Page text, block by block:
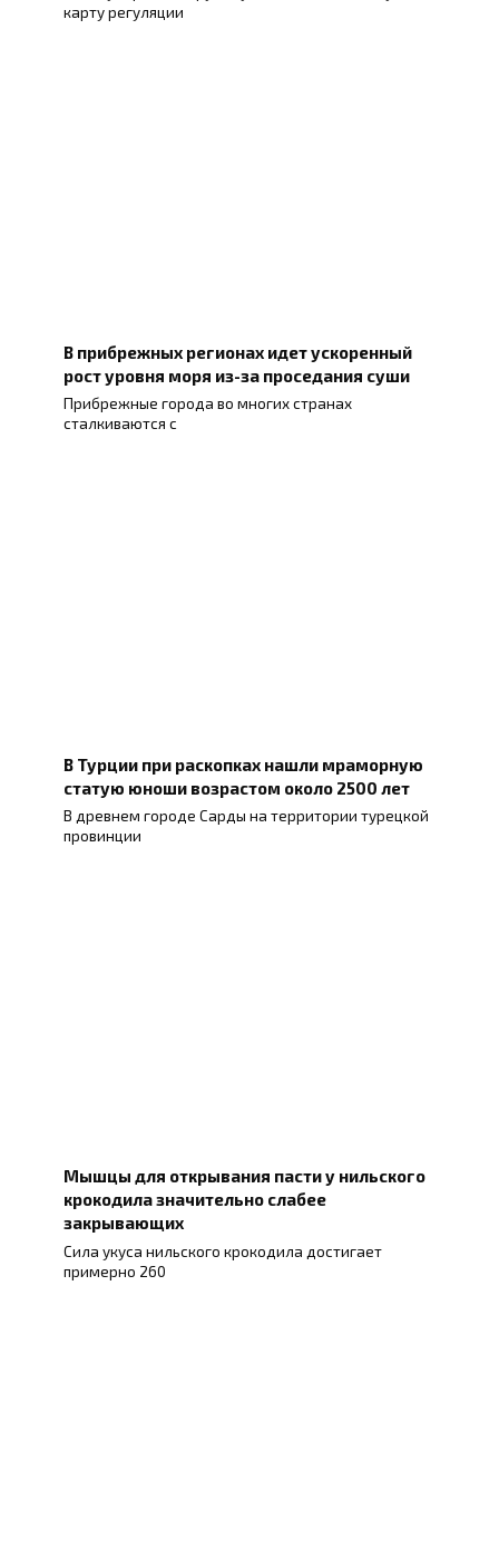
карту регуляции
В прибрежных регионах идет ускоренный
рост уровня моря из-за проседания суши
Прибрежные города во многих странах
сталкиваются с
В Турции при раскопках нашли мраморную
статую юноши возрастом около 2500 лет
В древнем городе Сарды на территории турецкой
провинции
Мышцы для открывания пасти у нильского
крокодила значительно слабее
закрывающих
Сила укуса нильского крокодила достигает
примерно 260